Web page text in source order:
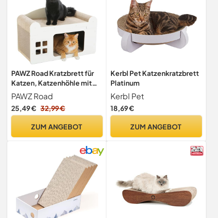
PAWZ Road Kratzbrett für
Katzen, Katzenhöhle mit
Kratzbrett, Katzenhaus
Indoor aus Pappe,
Kratzpappe für Katzen,
Langlebiges
PAWZ Road
25,49 € 32,99 €
ZUM ANGEBOT
Kerbl Pet Katzenkratzbrett
Platinum
Kerbl Pet
18,69 €
ZUM ANGEBOT